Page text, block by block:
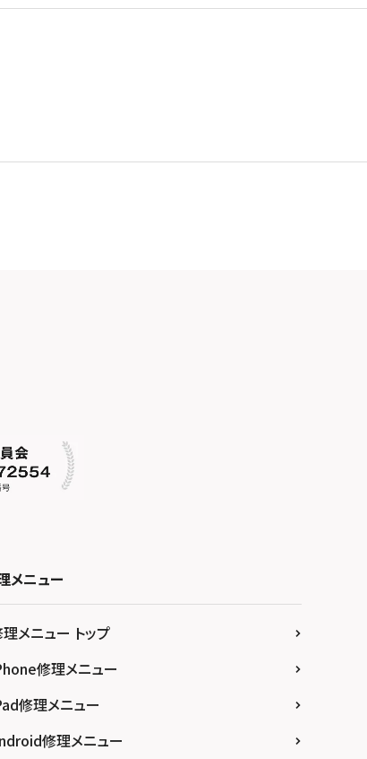
メニュー
メニュー トップ
修理メニュー
修理メニュー
修理メニュー